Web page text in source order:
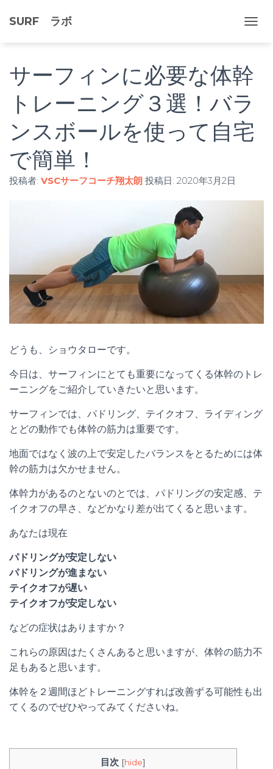
SURF ラボ
シ
切
り
サーフィンに必要な体幹
トレーニング３選！バラ
ンスボールを使って自宅
で簡単！
投稿者: VSCサーフコーチ翔太朗 投稿日: 2020年3月2日
どうも、ショウタローです。
今日は、サーフィンにとても重要になってくる体幹のトレ
ーニングをご紹介していきたいと思います。
サーフィンでは、パドリング、テイクオフ、ライディング
とどの動作でも体幹の筋力は重要です。
地面ではなく波の上で安定したバランスをとるためには体
幹の筋力は欠かせません。
体幹力があるのとないのとでは、パドリングの安定感、テ
イクオフの早さ、などかなり差が出てくると思います。
あなたは現在
パドリングが安定しない
パドリングが進まない
テイクオフが遅い
テイクオフが安定しない
などの症状はありますか？
これらの原因はたくさんあると思いますが、体幹の筋力不
足もあると思います。
体幹を２週間ほどトレーニングすれば改善ずる可能性も出
てくるのでぜひやってみてくださいね。
目次 [hide]